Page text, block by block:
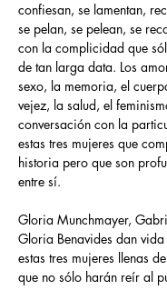
confiesan, se lamentan,
se pelan, se pelean, se
con la complicidad que
de tan larga data. Los
sexo, la memoria, el
vejez, la salud, el
conversación con la
estas tres mujeres que
historia pero que son
entre sí.
Gloria Munchmayer,
Gloria Benavides dan
estas tres mujeres llenas
que no sólo harán reír al